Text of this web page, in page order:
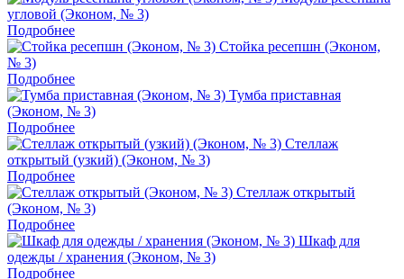
угловой (Эконом, № 3)
Подробнее
Стойка ресепшн (Эконом,
№ 3)
Подробнее
Тумба приставная
(Эконом, № 3)
Подробнее
Стеллаж
открытый (узкий) (Эконом, № 3)
Подробнее
Стеллаж открытый
(Эконом, № 3)
Подробнее
Шкаф для
одежды / хранения (Эконом, № 3)
Подробнее